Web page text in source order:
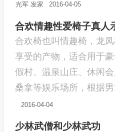
光军 发家 2016-04-05
合欢情趣性爱椅子真人
合欢椅也叫情趣椅，龙
享受的产物，适合用于
假村、温泉山庄、休闲会
桑拿等娱乐场所，根据
2016-04-04
少林武僧和少林武功